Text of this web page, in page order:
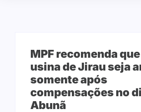
MPF recomenda
usina de Jirau seja
somente após
compensações no
Abunã